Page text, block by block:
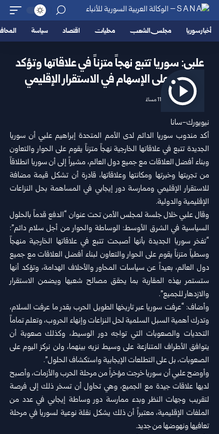
أخبار سوريا مجلس الشعب محليات اقتصاد سياسة
علبي: سوريا تتبع نهجاً متزناً في علاقاتها وتؤكد
قدرتها على الإسهام في الاستقرار ‌‏الإقليمي ‏
2026/06/10 11:08 مساءً
نيويورك-سانا‏
أكد مندوب سوريا الدائم لدى الأمم المتحدةإبراهيم علبيأن سوريا
الجديدة تتبع في ‌‏علاقاتها الخارجية نهجاً متزناً يقوم على الحوار والتعاون
وبناء أفضل العلاقات مع جميع ‌‏دول العالم، مشيراً إلى أن سوريا انطلاقاً
من تجربتها وخبرتها ومكانتها وعلاقاتها، ‏قادرة ‏أن تشكل قيمة مضافة
للاستقرار الإقليمي‏ وممارسة دور إيجابي في المساهمة بحل ‌‏النزاعات
الإقليمية والدولية.‏
وقال علبي خلال جلسة لمجلس الأمن تحت عنوان “الدفع قدماً بالحلول
السياسية في الشرق الأوسط: الوساطة والحوار من أجل ‏سلام دائم”:
“تفخر سوريا الجديدة بأنها أصبحت تتبع ‏في ‏علاقاتها الخارجية منهجاً
وسطياً متزناً يقوم على الحوار والتعاون لبناء أفضل ‏العلاقات ‏مع جميع
دول العالم، بعيداً عن سياسات المحاور والأحلاف الهدامة، وتؤكد ‏أنها
ستستمر ‏بهذه المقاربة بما يحقق مصالح شعبها ويضمن الاستقرار
والازدهار ‏للجميع”.‏
وأضاف: “عرفت سوريا عبر تاريخها الطويل الحرب بقدر ما عرفت السلام،
وتدرك ‌‏أهمية السبل السلمية لحل النزاعات وإنهاء الحروب، وتعلم تماماً
التحديات والصعوبات ‌‏التي تواجه دور الوسيط، وكذلك صعوبة أن
يتوافق الأطراف المتنازعة على وسيط نزيه ‌‏بينهما، ولن نركز اليوم على
الصعوبات، بل على التطلعات الإيجابية واستكشاف ‌‏الحلول”.‏
وأوضح علبي أن سوريا خرجت مؤخراً من مرحلة الحرب والأزمات، وأصبح
لديها ‌‏علاقات جيدة مع الجميع، وهي تحاول أن تسخر ذلك إلى فرصة
لتقريب وجهات النظر ‌‏وبدء ممارسة دور وساطة إيجابي في عدد من
الملفات الإقليمية، معتبراً أن ذلك يشكل ‌‏نقلة نوعية لسوريا في مرحلة
تعافيها ونهوضها من جديد.‏